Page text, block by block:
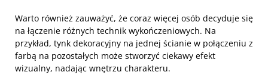
Warto również zauważyć, że coraz więcej osób decyduje się
na łączenie różnych technik wykończeniowych. Na
przykład, tynk dekoracyjny na jednej ścianie w połączeniu z
farbą na pozostałych może stworzyć ciekawy efekt
wizualny, nadając wnętrzu charakteru.